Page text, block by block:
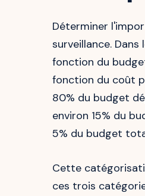
Déterminer
surveillance.
fonction du
fonction du coût
80% du budget
environ 15% du
5% du budget
Cette
ces trois